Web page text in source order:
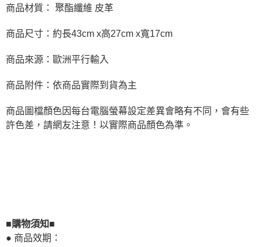
商品材質： 聚酯纖維 皮革
商品尺寸：約長43cm x高27cm x寬17cm
商品來源：歐洲平行輸入
商品附件：依商品實際到貨為主
商品圖檔顏色因每台電腦螢幕設定差異會略有不同，會有些
許色差，請網友注意！以實際商品顏色為準。
■購物須知■
● 商品效期：